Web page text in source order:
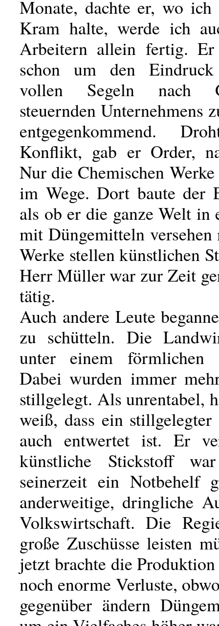
Monate, dachte er, wo ich
Kram halte, werde ich
Arbeitern allein fertig. Er
schon um den
vollen Segeln nach
steuernden Unternehmens
entgegenkommend.
Konflikt, gab er Order,
Nur die Chemischen
im Wege. Dort baute der
als ob er die ganze Welt in
mit Düngemitteln versehen
Werke stellen künstlichen
Herr Müller war zur Zeit
tätig.
Auch andere Leute
zu schütteln. Die
unter einem förmlichen
Dabei wurden immer
stillgelegt. Als unrentabel,
weiß, dass ein stillgelegter
auch entwertet ist. Er
künstliche Stickstoff
seinerzeit ein Notbehelf
anderweitige, dringliche
Volkswirtschaft. Die
große Zuschüsse leisten
jetzt brachte die
noch enorme Verluste,
gegenüber ändern